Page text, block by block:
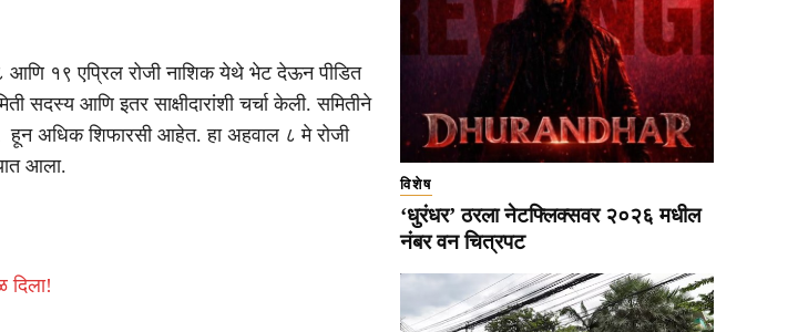
आणि १९ एप्रिल रोजी नाशिक येथे भेट देऊन पीडित
सदस्य आणि इतर साक्षीदारांशी चर्चा केली. समितीने
अधिक शिफारसी आहेत. हा अहवाल ८ मे रोजी
आला.
दिला!
विशेष
‘धुरंधर’ ठरला नेटफ्लिक्सवर २०२६ मधील
नंबर वन चित्रपट